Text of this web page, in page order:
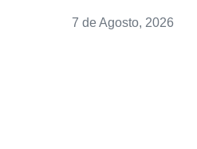
7 de Agosto, 2026